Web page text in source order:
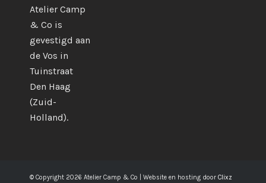
Atelier Camp
& Co is
gevestigd aan
de Vos in
Tuinstraat
Den Haag
(Zuid-
Holland).
© Copyright 2026 Atelier Camp & Co | Website en hosting door Clixz